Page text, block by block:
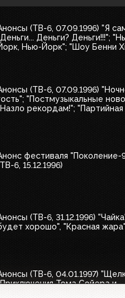
(ТВ-6, 07.09.1996) "Я
Деньги? Деньги!!!";
Нью-Йорк"; "Шоу Бенни
(ТВ-6, 07.09.1996)
"Постмузыкальные
рекордам!"; "Партийная
фестиваля "Поколение-
6, 15.12.1996)
(ТВ-6, 31.12.1996)
хорошо", "Красная жара"
(ТВ-6, 04.01.1997)
Тома Сойера и